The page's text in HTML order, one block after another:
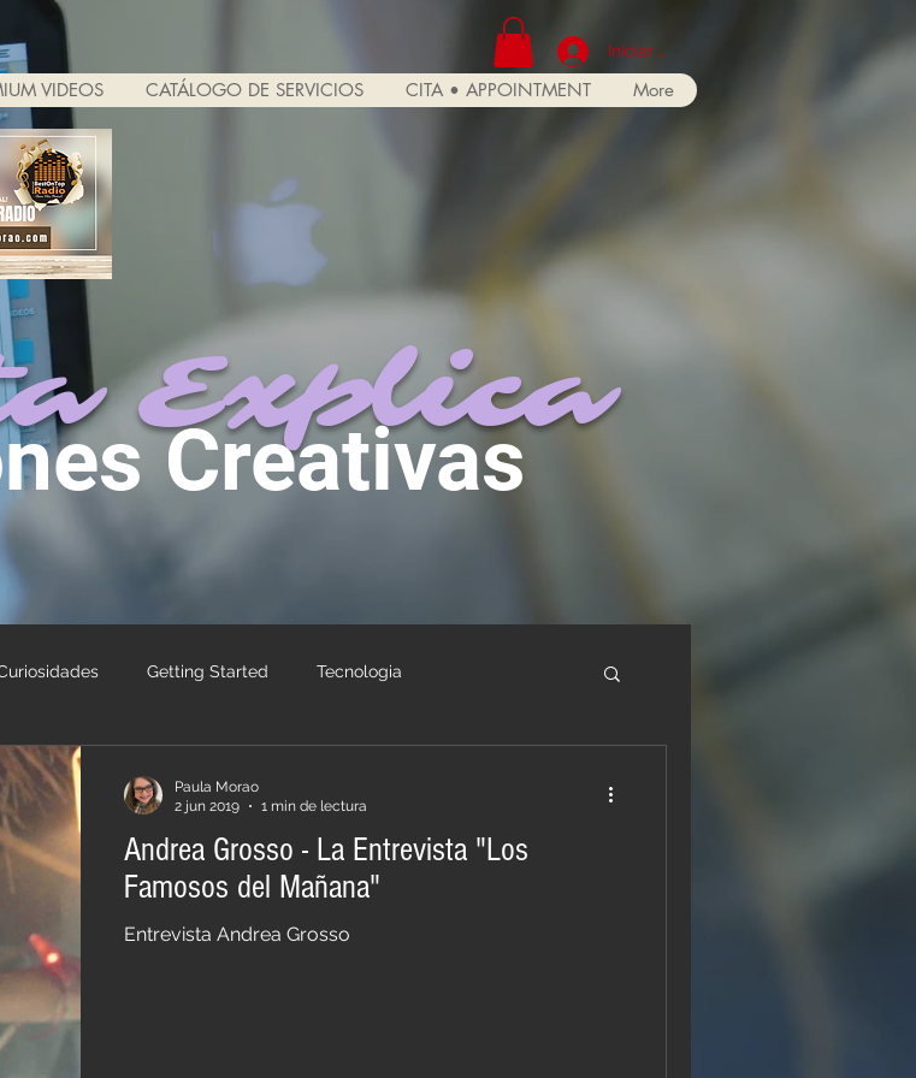
VIDEOS CATÁLOGO DE SERVICIOS CITA • APPOINTMENT More
Iniciar sesión
Explica
Creativas
Getting Started Tecnologia
Grosso
Andrea Grosso - La Entrevista "Los
Famosos del Mañana"
Entrevista Andrea Grosso
Paula Morao
2 jun 2019
1 min de lectura